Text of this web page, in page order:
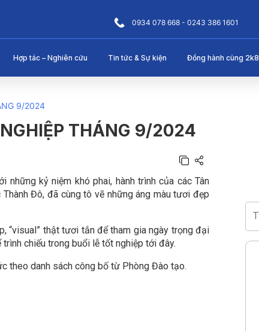
0934 078 668 - 0243 386 1601
Hợp tác – Nghiên cứu Tin tức & Sự kiện Đồng hành cùng 2k8
9/2024
THÁNG 9/2024
những kỷ niệm khó phai, hành trình của các Tân
Đô, đã cùng tô vẽ những áng màu tươi đẹp
“visual” thật tươi tắn để tham gia ngày trọng đại
chiếu trong buổi lễ tốt nghiệp tới đây.
theo danh sách công bố từ Phòng Đào tạo.